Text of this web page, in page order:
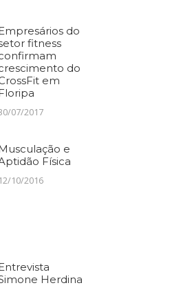
do
fitness
do
em
07/2017
e
Física
12/10/2016
Herdina